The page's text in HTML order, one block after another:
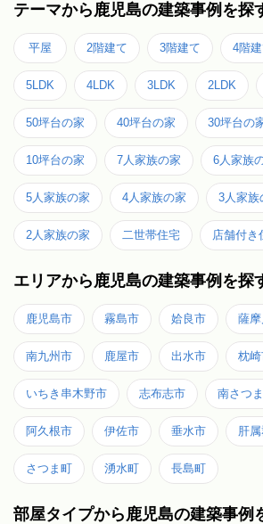
テーマから鹿児島の建築事例を探
平屋 2階建て 3階建て 4階
5LDK 4LDK 3LDK 2LDK
50坪台の家 40坪台の家 30坪台の
10坪台の家 7人家族の家 6人家族
5人家族の家 4人家族の家 3人家族
2人家族の家 二世帯住宅 店舗付き
エリアから鹿児島の建築事例を探
鹿児島市 霧島市 姶良市 薩
南九州市 鹿屋市 出水市 枕
いちき串木野市 志布志市 南さつ
阿久根市 伊佐市 垂水市 肝
さつま町 湧水町 長島町
部屋タイプから鹿児島の建築事例